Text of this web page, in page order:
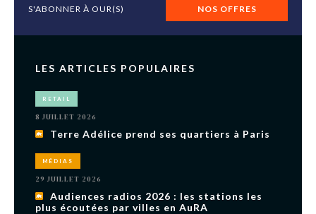
S'ABONNER À OUR(S) NOS OFFRES
LES ARTICLES POPULAIRES
RETAIL
8 JUILLET 2026
Terre Adélice prend ses quartiers à Paris
MÉDIAS
29 JUILLET 2026
Audiences radios 2026 : les stations les
plus écoutées par villes en AuRA